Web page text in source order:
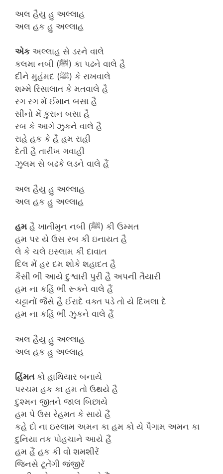
અલ હૈયુ હુ અલ્લાહ
અલ હક હુ અલ્લાહ
એક અલ્લાહ સે ડરને વાલે
કલમા નબી (ﷺ) કા પઢને વાલે હૈ
દીને મુહંમદ (ﷺ) કે રાખવાલે
શમ્મે રિસાલાત કે મતવાલે હૈ
રગ રગ મેં ઈમાન બસા હૈ
સીનો મેં કુરાન બસા હૈ
રબ કે આગે ઝુકને વાલે હૈ
રાહે હક કે હૈં હમ રાહી
દેતી હૈ તારીખ ગવાહી
ઝુલમ સે બઢકે લડને વાલે હૈં
અલ હૈયુ હુ અલ્લાહ
અલ હક હુ અલ્લાહ
હમ
હૈ ખાતીમુન નબી (ﷺ) કી ઉમ્મત
હમ પર યે ઉસ રબ કી ઇનાયત હૈ
લે કે ચલે ઇસ્લામ કી દાવાત
દિલ મેં હર દમ શોકે શહાદત હૈ
કૈસી ભી આયે દુશ્વારી પુરી હૈ અપની તૈયારી
હમ ના કહિં ભી રૂક્ને વાલે હૈં
ચટ્ટાનોં જૈસે હૈ ઈરાદે વક્ત પડે તો યે દિખલા દે
હમ ના કહિં ભી ઝુકને વાલે હૈં
અલ હૈયુ હુ અલ્લાહ
અલ હક હુ અલ્લાહ
હિંમતકો હાથિયાર બનાયે
પરચમ હક કા હમ તો ઉથયે હૈ
દુશ્મન જીતને જાલ બિછાયે
હમ પે ઉસ રેહમત કે સાયે હૈં
કહે દો ના ઇસ્લામ અમન કા હમ કો યે પૈગામ અમન કા
દુનિયા તક પોહચાને આયે હૈં
હમ હૈં હક કી વો શમશીરેં
જિનસે ટૂતેંગી જંજીરેં